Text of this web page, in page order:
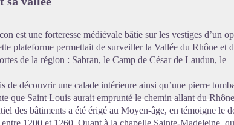
est une forteresse médiévale bâtie sur les vestiges d’un
plateforme permettait de surveiller la Vallée du Rhône et
de la région : Sabran, le Camp de César de Laudun, le
de découvrir une calade intérieure ainsi qu’une pierre
que Saint Louis aurait emprunté le chemin allant du
des bâtiments a été érigé au Moyen-âge, en témoigne le
1200 et 1260. Quant à la chapelle Sainte-Madeleine,